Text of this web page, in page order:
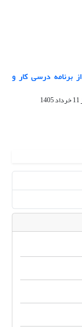
برنامه درسی کار و
11 خرداد 1405